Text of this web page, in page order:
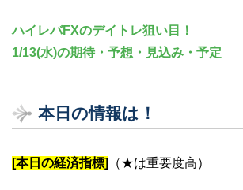
ハイレバFXのデイトレ狙い目！
1/13(水)の期待・予想・見込み・予定
本日の情報は！
[本日の経済指標] （★は重要度高）